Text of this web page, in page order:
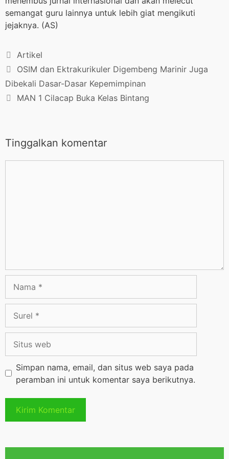
semangat guru lainnya untuk lebih giat mengikuti
jejaknya. (AS)
Artikel
OSIM dan Ektrakurikuler Digembeng Marinir Juga
Dibekali Dasar-Dasar Kepemimpinan
MAN 1 Cilacap Buka Kelas Bintang
Tinggalkan komentar
Simpan nama, email, dan situs web saya pada
peramban ini untuk komentar saya berikutnya.